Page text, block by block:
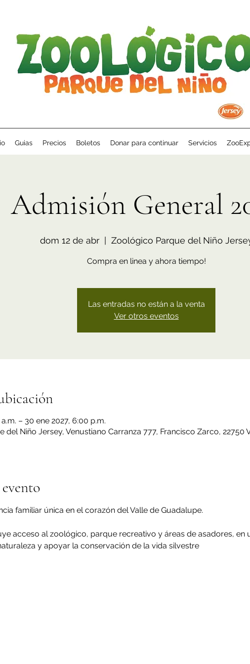
Guias Precios Boletos Donar para continuar Servicios
Admisión General
dom 12 de abr
  |
Zoológico Parque del Niño
Compra en linea y ahora tiempo!
Las entradas no están a la venta
Ver otros eventos
– 30 ene 2027, 6:00 p.m.
del Niño Jersey, Venustiano Carranza 777, Francisco Zarco, 22750
familiar única en el corazón del Valle de Guadalupe.
acceso al zoológico, parque recreativo y áreas de asadores, en
y apoyar la conservación de la vida silvestre